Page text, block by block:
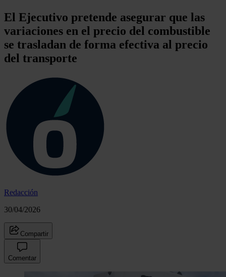
El Ejecutivo pretende asegurar que las
variaciones en el precio del combustible
se trasladan de forma efectiva al precio
del transporte
Redacción
30/04/2026
Compartir
Comentar